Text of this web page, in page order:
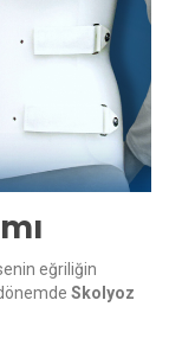
eğriliğin
Skolyoz